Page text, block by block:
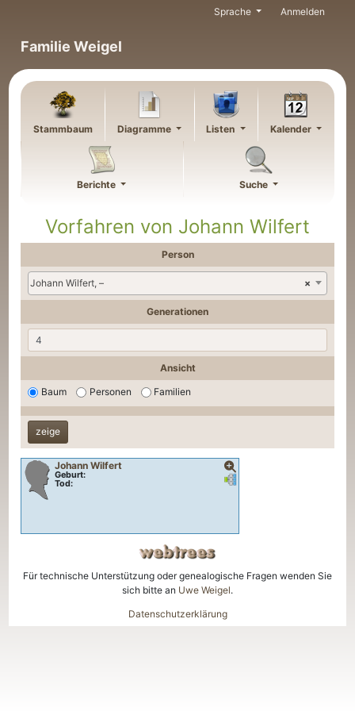
Familie Weigel
Sprache Anmelden
Stammbaum Diagramme Listen Kalender
Berichte Suche
Vorfahren von Johann Wilfert
Person
×
Johann Wilfert, –
Generationen
Ansicht
Baum Personen Familien
Verknüpfungen
JohannWilfert
Geburt:
Tod:
Für technische Unterstützung oder genealogische Fragen wenden Sie
sich bitte an Uwe Weigel.
Datenschutzerklärung